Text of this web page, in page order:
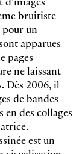
bruitiste
un
apparues
pages
ne laissant
Dès 2006, il
de bandes
en des collages
est un